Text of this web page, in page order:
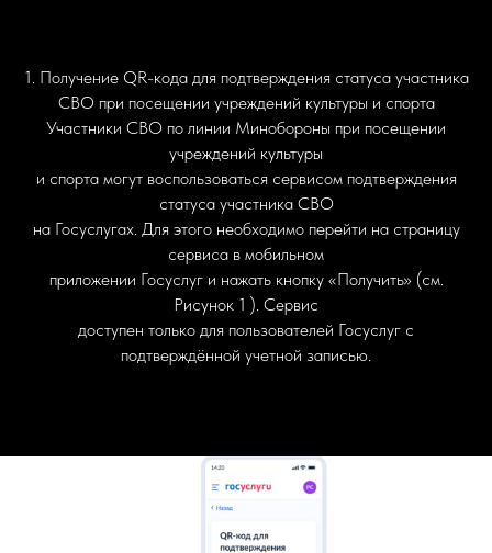
1. Получение QR-кода для подтверждения статуса участника
СВО при посещении учреждений культуры и спорта
Участники СВО по линии Минобороны при посещении
учреждений культуры
и спорта могут воспользоваться сервисом подтверждения
статуса участника СВО
на Госуслугах. Для этого необходимо перейти на страницу
сервиса в мобильном
приложении Госуслуг и нажать кнопку «Получить» (см.
Рисунок 1 ). Сервис
доступен только для пользователей Госуслуг с
подтверждённой учетной записью.